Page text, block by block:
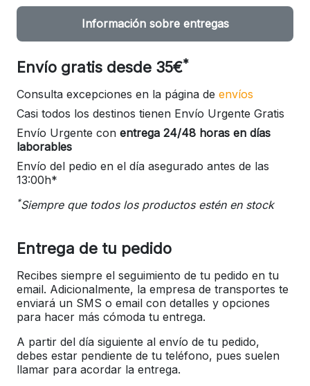
Información sobre entregas
Envío gratis desde 35€*
Consulta excepciones en la página de envíos
Casi todos los destinos tienen Envío Urgente Gratis
Envío Urgente con entrega 24/48 horas en días
laborables
Envío del pedio en el día asegurado antes de las
13:00h*
*Siempre que todos los productos estén en stock
Entrega de tu pedido
Recibes siempre el seguimiento de tu pedido en tu
email. Adicionalmente, la empresa de transportes te
enviará un SMS o email con detalles y opciones
para hacer más cómoda tu entrega.
A partir del día siguiente al envío de tu pedido,
debes estar pendiente de tu teléfono, pues suelen
llamar para acordar la entrega.